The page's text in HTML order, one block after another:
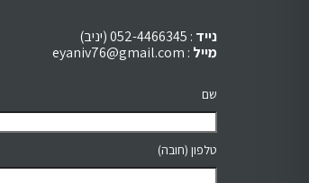
נייד : 052-4466345 (יניב)
מייל :
eyaniv76@gmail.com
שם
טלפון (חובה)